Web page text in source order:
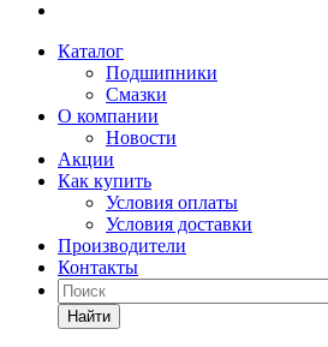
Каталог
Подшипники
Смазки
О компании
Новости
Акции
Как купить
Условия оплаты
Условия доставки
Производители
Контакты
Найти